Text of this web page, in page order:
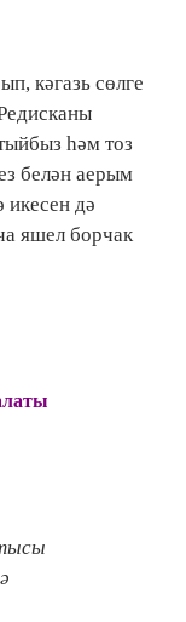
кәгазь сөлге
һәм тоз
белән аерым
икесен дә
яшел борчак